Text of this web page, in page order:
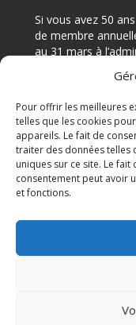
Pour offrir les meilleures
telles que les cookies
appareils. Le fait de
traiter des données telles
uniques sur ce site. Le
consentement peut avoir
et fonctions.
Si vous avez 50
de membre
au 31 mars à
CONTACTEZ-
Adresse:
avenue),
Téléphone:
Centre du vieux